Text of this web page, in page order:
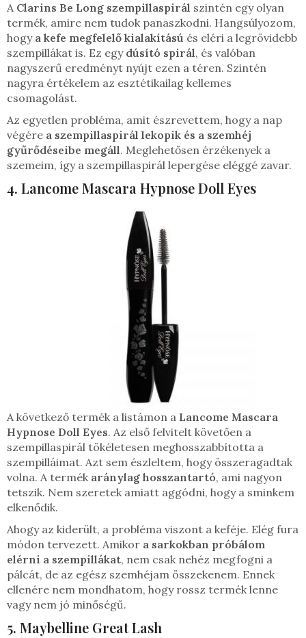
A Clarins Be Long szempillaspirál szintén egy olyan
termék, amire nem tudok panaszkodni. Hangsúlyozom,
hogy a kefe megfelelő kialakítású és eléri a legrövidebb
szempillákat is. Ez egy dúsító spirál, és valóban
nagyszerű eredményt nyújt ezen a téren. Szintén
nagyra értékelem az esztétikailag kellemes
csomagolást.
Az egyetlen probléma, amit észrevettem, hogy a nap
végére a szempillaspirál lekopik és a szemhéj
gyűrődéseibe megáll. Meglehetősen érzékenyek a
szemeim, így a szempillaspirál lepergése eléggé zavar.
4. Lancome Mascara Hypnose Doll Eyes
A következő termék a listámon a Lancome Mascara
Hypnose Doll Eyes. Az első felvitelt követően a
szempillaspirál tökéletesen meghosszabbította a
szempilláimat. Azt sem észleltem, hogy összeragadtak
volna. A termék aránylag hosszantartó, ami nagyon
tetszik. Nem szeretek amiatt aggódni, hogy a sminkem
elkenődik.
Ahogy az kiderült, a probléma viszont a keféje. Elég fura
módon tervezett. Amikor a sarkokban próbálom
elérni a szempillákat, nem csak nehéz megfogni a
pálcát, de az egész szemhéjam összekenem. Ennek
ellenére nem mondhatom, hogy rossz termék lenne
vagy nem jó minőségű.
5. Maybelline Great Lash